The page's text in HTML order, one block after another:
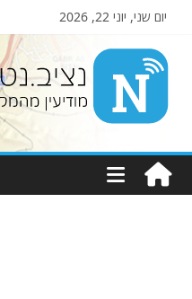
יום שני, יוני 22, 2026
Nziv.net
מודיעין
מהמקורות